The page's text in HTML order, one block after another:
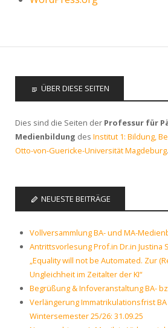
ÜBER DIESE SEITEN
Dies sind die Seiten der Professur für
Medienbildung des Institut 1: Bildung,
Otto-von-Guericke-Universität Magdeburg.
NEUESTE BEITRÄGE
Vollversammlung BA- und MA-
Antrittsvorlesung Prof.in Dr.in Justina
„Equality will not be Automated. Zur
Ungleichheit im Zeitalter der KI“
Begrüßung & Infoveranstaltung BA-
Verlängerung Immatrikulationsfrist
Wintersemester 25/26: 31.09.25